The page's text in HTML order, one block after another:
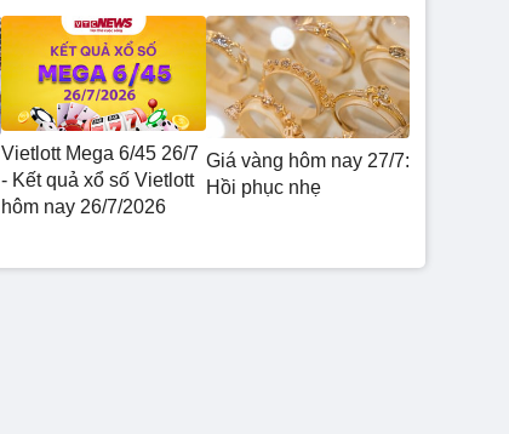
Vietlott Mega 6/45 26/7
- Kết quả xổ số Vietlott
hôm nay 26/7/2026
Giá vàng hôm nay 27/7:
Hồi phục nhẹ